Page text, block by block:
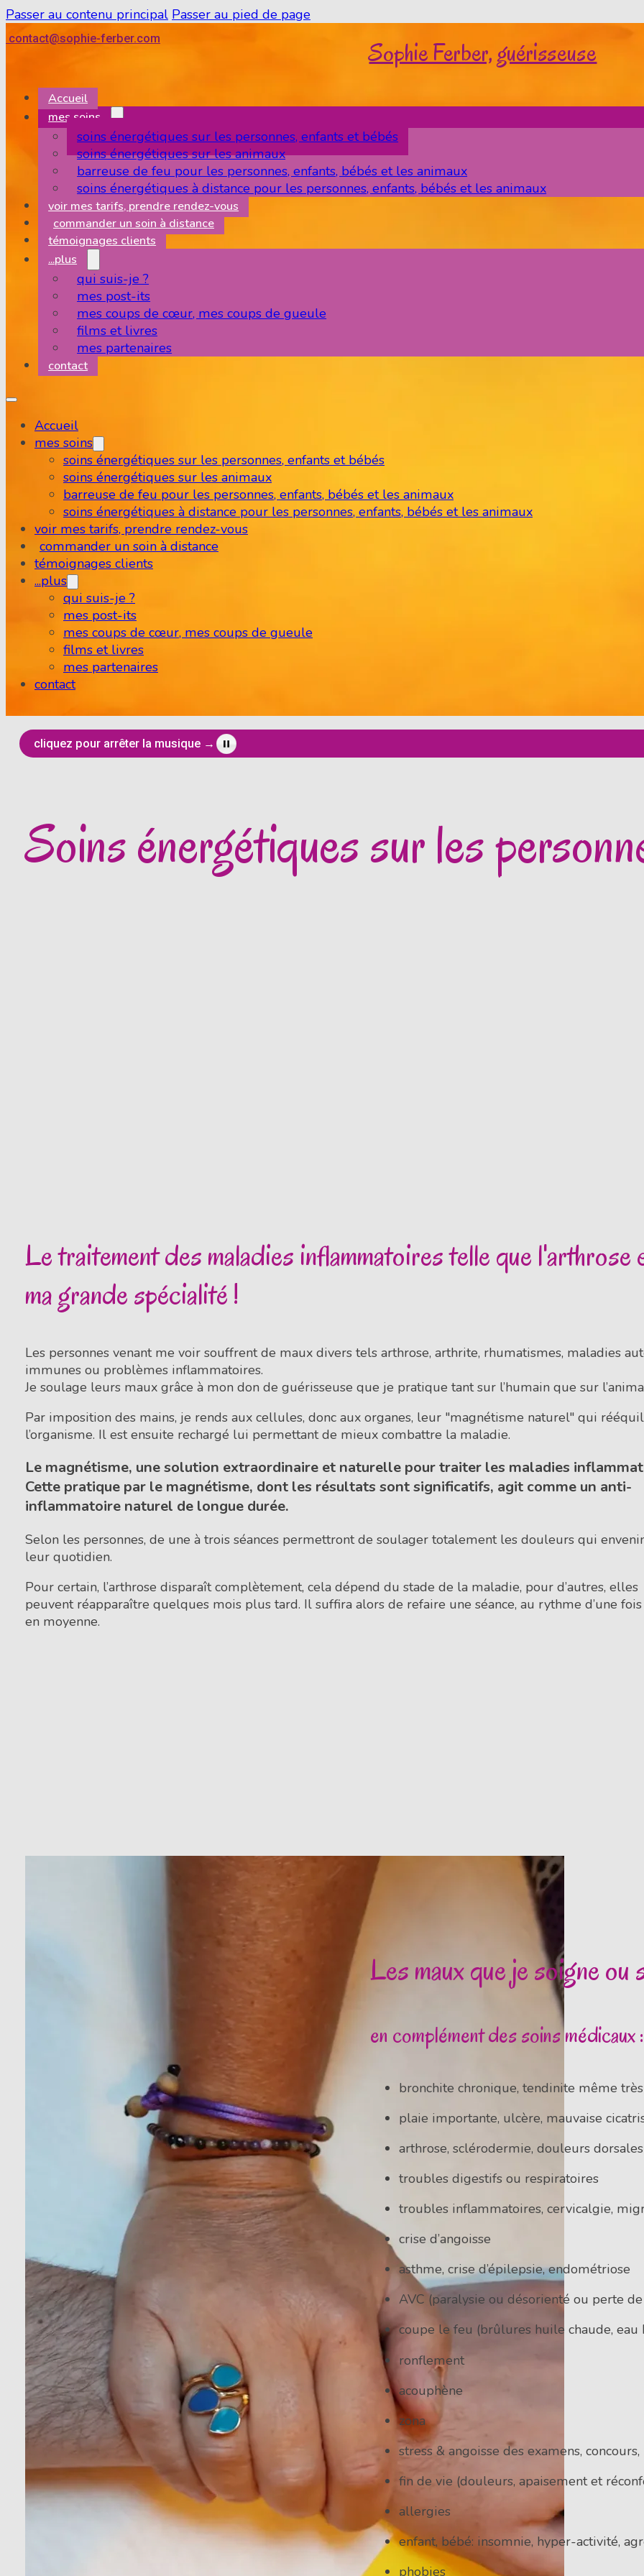
Passer au contenu principal Passer au pied de page
contact@sophie-ferber.com Sophie Ferber, guérisseuse
Accueil
mes soins
soins énergétiques sur les personnes, enfants et bébés
soins énergétiques sur les animaux
barreuse de feu pour les personnes, enfants, bébés et les animaux
soins énergétiques à distance pour les personnes, enfants, bébés et les animaux
voir mes tarifs, prendre rendez-vous
commander un soin à distance
témoignages clients
...plus
qui suis-je ?
mes post-its
mes coups de cœur, mes coups de gueule
films et livres
mes partenaires
contact
Accueil
mes soins
soins énergétiques sur les personnes, enfants et bébés
soins énergétiques sur les animaux
barreuse de feu pour les personnes, enfants, bébés et les animaux
soins énergétiques à distance pour les personnes, enfants, bébés et les animaux
voir mes tarifs, prendre rendez-vous
commander un soin à distance
témoignages clients
...plus
qui suis-je ?
mes post-its
mes coups de cœur, mes coups de gueule
films et livres
mes partenaires
contact
cliquez pour arrêter la musique →
Soins énergétiques sur les
Le traitement des maladies inflammatoires telle que l'arthrose
ma grande spécialité !
Les personnes venant me voir souffrent de maux divers tels arthrose, arthrite, rhumatismes, maladies
immunes ou problèmes inflammatoires.
Je soulage leurs maux grâce à mon don de guérisseuse que je pratique tant sur l’humain que sur
Par imposition des mains, je rends aux cellules, donc aux organes, leur "magnétisme naturel" qui
l’organisme. Il est ensuite rechargé lui permettant de mieux combattre la maladie.
Le magnétisme, une solution extraordinaire et naturelle pour traiter les maladies
Cette pratique par le magnétisme, dont les résultats sont significatifs, agit comme un anti-
inflammatoire naturel de longue durée.
Selon les personnes, de une à trois séances permettront de soulager totalement les douleurs qui
leur quotidien.
Pour certain, l’arthrose disparaît complètement, cela dépend du stade de la maladie, pour d’autres, elles
peuvent réapparaître quelques mois plus tard. Il suffira alors de refaire une séance, au rythme d’une
en moyenne.
Les maux que je soigne ou
en complément des soins médicaux :
bronchite chronique, tendinite même
plaie importante, ulcère, mauvaise
arthrose, sclérodermie, douleurs dorsales
troubles digestifs ou respiratoires
troubles inflammatoires, cervicalgie,
crise d’angoisse
asthme, crise d’épilepsie, endométriose
AVC (paralysie ou désorienté ou perte
coupe le feu (brûlures huile chaude,
ronflement
acouphène
zona
stress & angoisse des examens,
fin de vie (douleurs, apaisement et
allergies
enfant, bébé: insomnie, hyper-activité,
phobies